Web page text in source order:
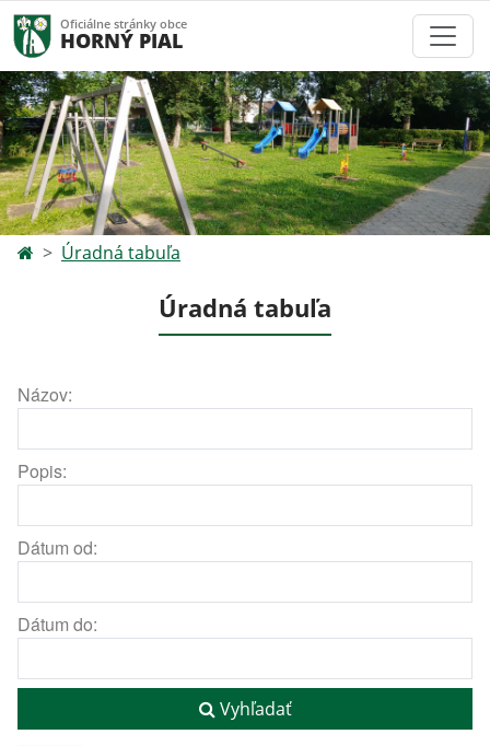
Oficiálne stránky obce
HORNÝ PIAL
Úradná tabuľa
Úradná tabuľa
Názov:
Popis:
Dátum od:
Dátum do:
Vyhľadať